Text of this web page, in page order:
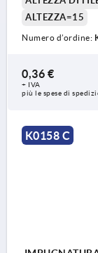
ALTEZZA=15
Numero d’ordine:
0,36 €
+ IVA
più le spese di
K0158 C